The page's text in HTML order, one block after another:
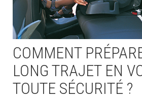
COMMENT
LONG TRAJET EN
TOUTE SÉCURITÉ ?